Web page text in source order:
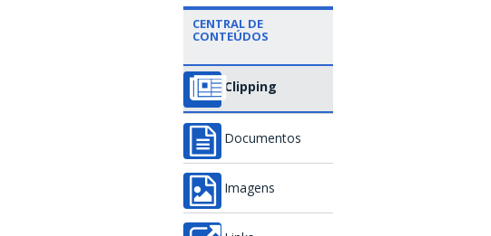
CENTRAL DE
CONTEÚDOS
Clipping
Documentos
Imagens